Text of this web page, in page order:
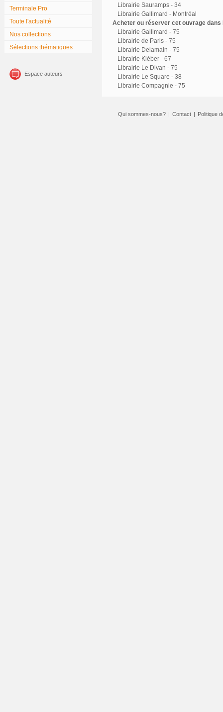
Terminale Pro
Toute l'actualité
Nos collections
Sélections thématiques
Espace auteurs
Librairie Sauramps - 34
Librairie Gallimard - Montréal
Acheter ou réserver cet ouvrage
Librairie Gallimard - 75
Librairie de Paris - 75
Librairie Delamain - 75
Librairie Kléber - 67
Librairie Le Divan - 75
Librairie Le Square - 38
Librairie Compagnie - 75
Qui sommes-nous? | Contact | Politique